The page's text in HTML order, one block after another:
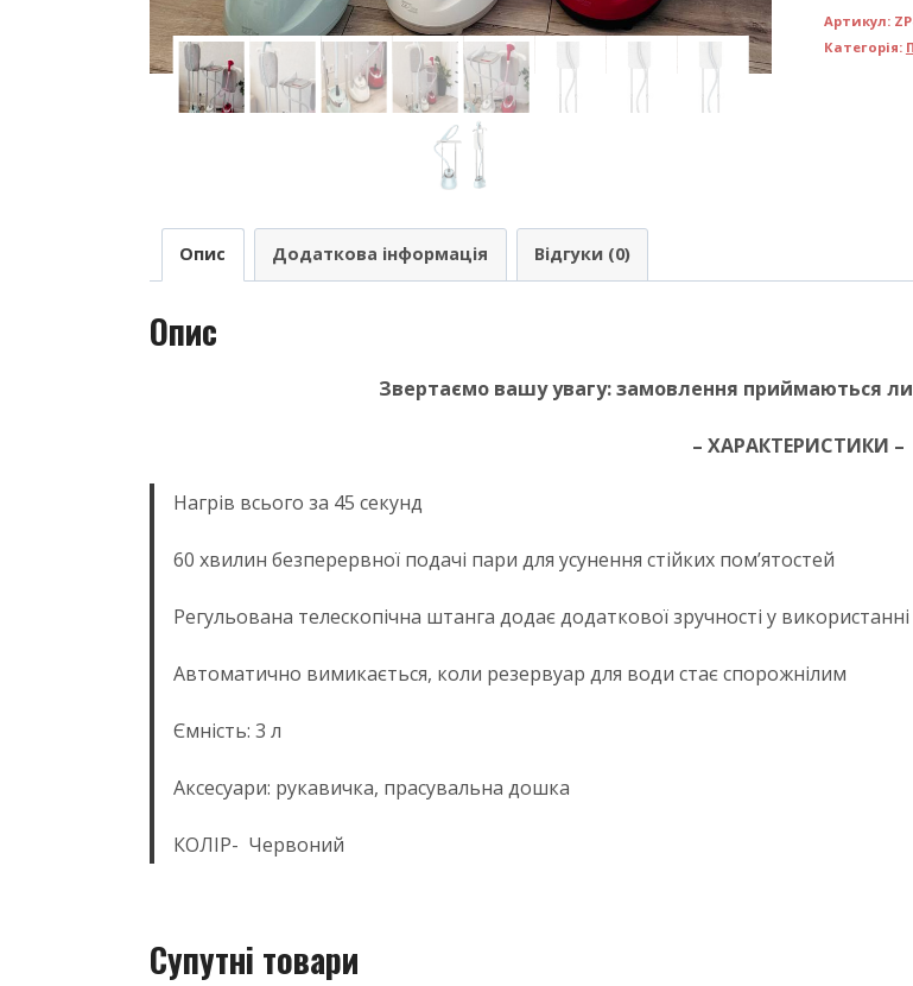
Артикул:
Категорія:
Опис Додаткова інформація Відгуки (0)
Опис
Звертаємо вашу увагу: замовлення приймаються
– ХАРАКТЕРИСТИКИ –
Нагрів всього за 45 секунд
60 хвилин безперервної подачі пари для усунення стійких помʼятостей
Регульована телескопічна штанга додає додаткової зручності у використанні
Автоматично вимикається, коли резервуар для води стає спорожнілим
Ємність: 3 л
Аксесуари: рукавичка, прасувальна дошка
КОЛІР- Червоний
Супутні товари